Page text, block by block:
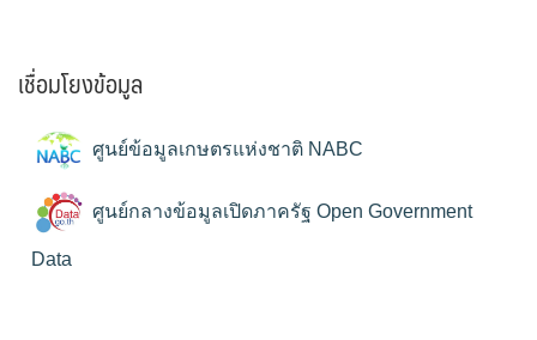
เชื่อมโยงข้อมูล
ศูนย์ข้อมูลเกษตรแห่งชาติ NABC
ศูนย์กลางข้อมูลเปิดภาครัฐ Open Government
Data